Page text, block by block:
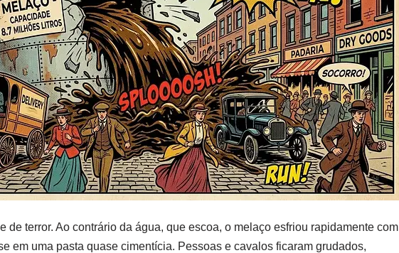
de terror. Ao contrário da água, que escoa, o melaço esfriou rapidamente com
em uma pasta quase cimentícia. Pessoas e cavalos ficaram grudados,